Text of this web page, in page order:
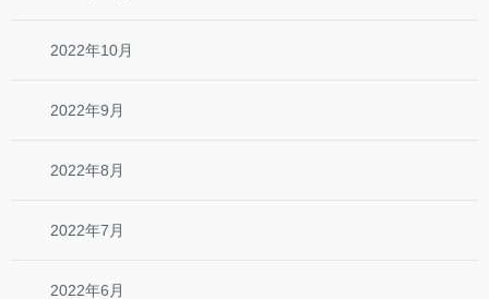
2022年10月
2022年9月
2022年8月
2022年7月
2022年6月